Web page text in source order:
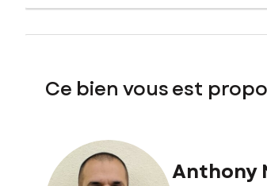
Ce bien vous est
Anthony